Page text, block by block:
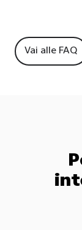
Vai alle FAQ